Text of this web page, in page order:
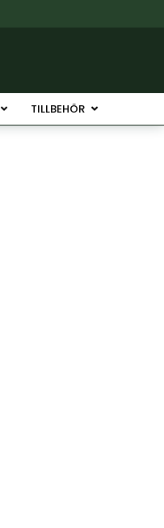
Öppna Outdoor
TILLBEHÖR Öppna